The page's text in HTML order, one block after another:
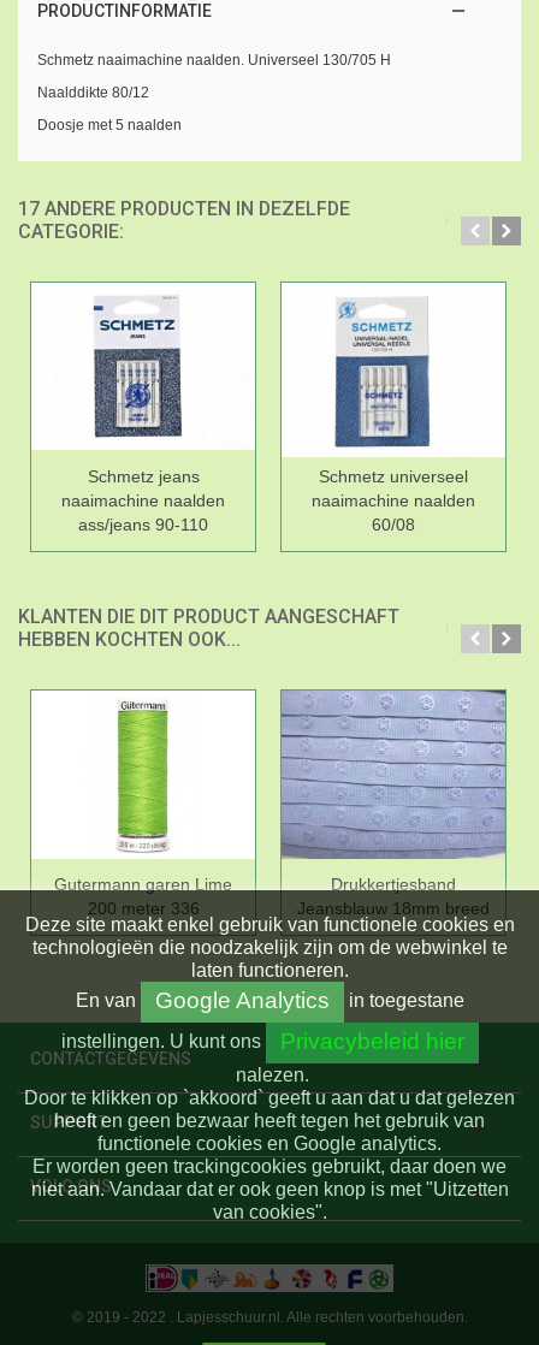
PRODUCTINFORMATIE
Schmetz naaimachine naalden. Universeel 130/705 H
Naalddikte 80/12
Doosje met 5 naalden
17 ANDERE PRODUCTEN IN DEZELFDE
CATEGORIE:
Schmetz jeans
naaimachine naalden
ass/jeans 90-110
Schmetz universeel
naaimachine naalden
60/08
KLANTEN DIE DIT PRODUCT AANGESCHAFT
HEBBEN KOCHTEN OOK...
Gutermann garen Lime
200 meter 336
Drukkertjesband
Jeansblauw 18mm breed
CONTACTGEGEVENS
SUPPORT
VOLG ONS
Deze site maakt enkel gebruik van functionele cookies en
technologieën die noodzakelijk zijn om de webwinkel te
laten functioneren.
En van Google Analytics
in toegestane
instellingen. U kunt ons Privacybeleid hier
nalezen.
Door te klikken op `akkoord` geeft u aan dat u dat gelezen
heeft en geen bezwaar heeft tegen het gebruik van
functionele cookies en Google analytics.
Er worden geen trackingcookies gebruikt, daar doen we
niet aan. Vandaar dat er ook geen knop is met "Uitzetten
van cookies".
© 2019 - 2022 . Lapjesschuur.nl. Alle rechten voorbehouden.